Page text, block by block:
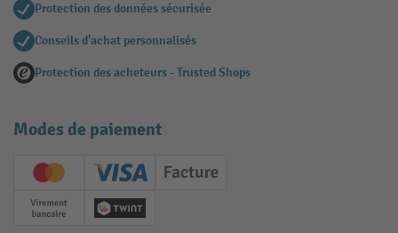
Protection des données sécurisée
Conseils d'achat personnalisés
Protection des acheteurs - Trusted Shops
Modes de paiement
Creditcard (Master)Creditcard (Visa)
Facture
Paiement anticipé
Twint